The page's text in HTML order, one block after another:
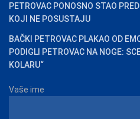
PETROVAC PONOSNO STAO
KOJI NE POSUSTAJU
BAČKI PETROVAC PLAKAO OD
PODIGLI PETROVAC NA NOGE:
KOLARU“
Vaše ime